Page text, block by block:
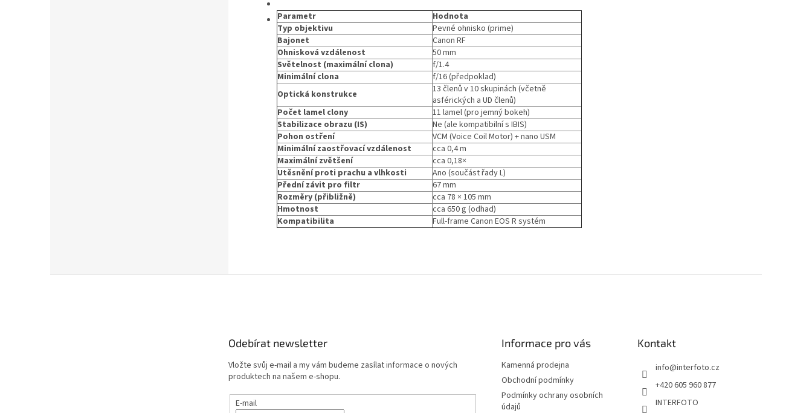
Parametr
Hodnota
Typ objektivu
Pevné ohnisko (prime)
Bajonet
Canon RF
Ohnisková vzdálenost
50 mm
Světelnost (maximální clona)
f/1.4
Minimální clona
f/16 (předpoklad)
Optická konstrukce
13 členů v 10 skupinách (včetně
asférických a UD členů)
Počet lamel clony
11 lamel (pro jemný bokeh)
Stabilizace obrazu (IS)
Ne (ale kompatibilní s IBIS)
Pohon ostření
VCM (Voice Coil Motor) + nano USM
Minimální zaostřovací vzdálenost
cca 0,4 m
Maximální zvětšení
cca 0,18×
Utěsnění proti prachu a vlhkosti
Ano (součást řady L)
Přední závit pro filtr
67 mm
Rozměry (přibližně)
cca 78 × 105 mm
Hmotnost
cca 650 g (odhad)
Kompatibilita
Full-frame Canon EOS R systém
Odebírat newsletter
Vložte svůj e-mail a my vám budeme zasílat informace o nových
produktech na našem e-shopu.
E-mail
Informace pro vás
Kamenná prodejna
Obchodní podmínky
Podmínky ochrany osobních
údajů
Kontakt
info@interfoto.cz
+420 605 960 877
INTERFOTO